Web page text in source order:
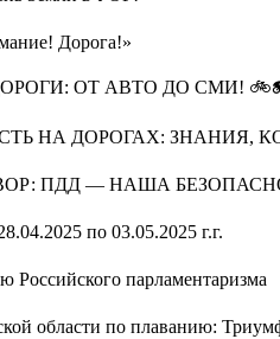
Дорога!»
ОТ АВТО ДО СМИ!
НА ДОРОГАХ: ЗНАНИЯ,
ПДД — НАША
по 03.05.2025 г.г.
Российского парламентаризма
области по плаванию: